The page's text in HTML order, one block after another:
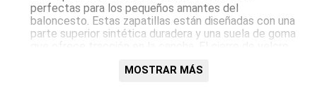
perfectas para los pequeños amantes del
baloncesto. Estas zapatillas están diseñadas con una
parte superior sintética duradera y una suela de goma
MOSTRAR MÁS